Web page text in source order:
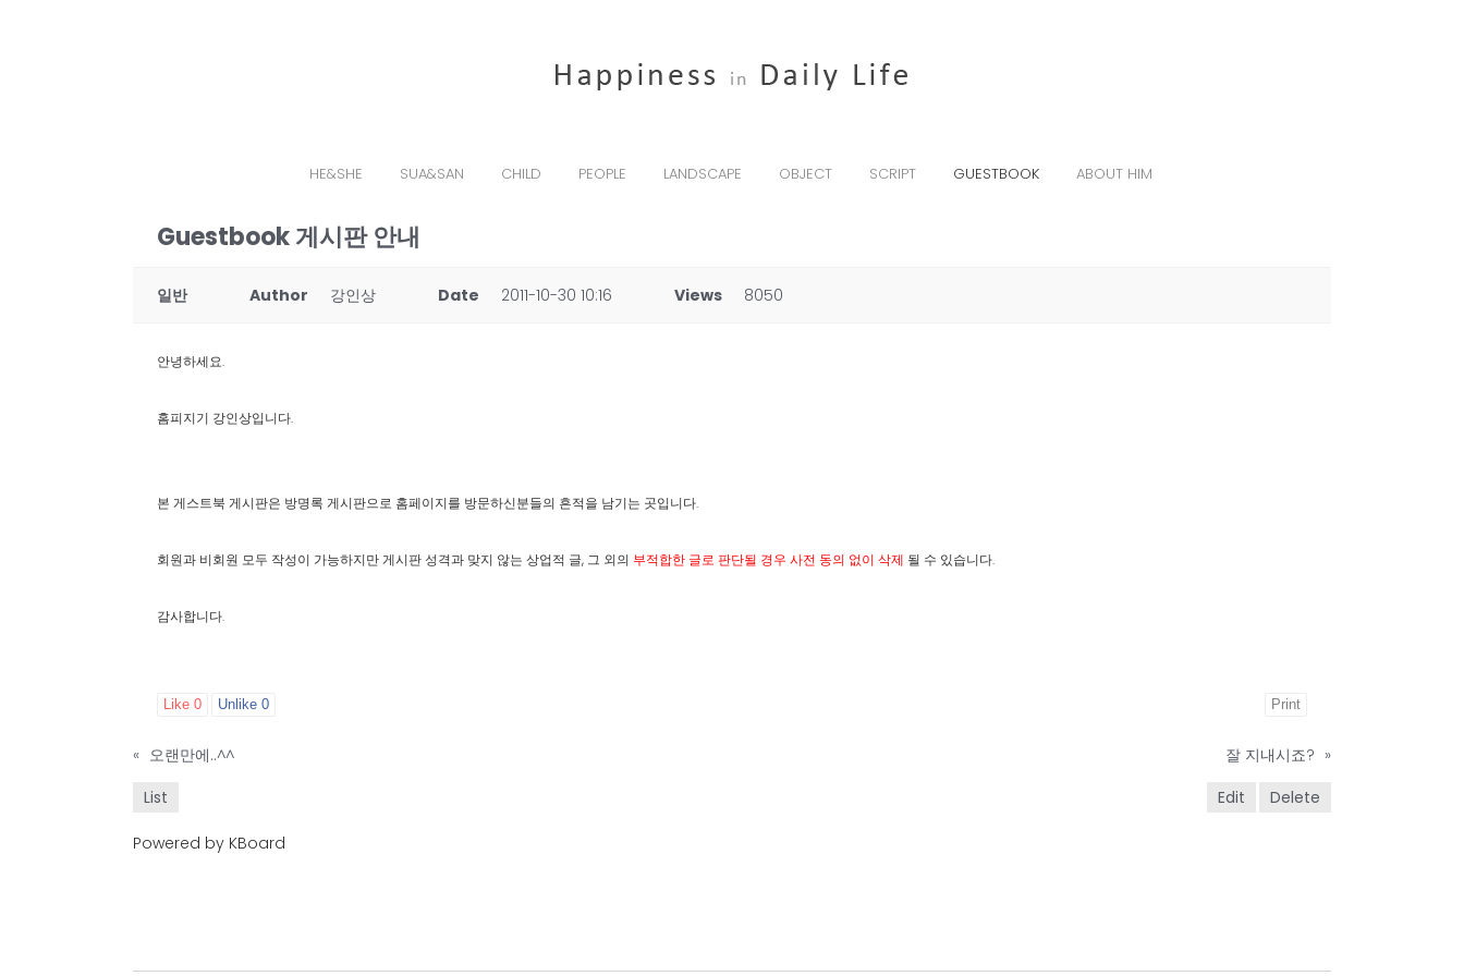
HE&SHE SUA&SAN CHILD PEOPLE LANDSCAPE OBJECT SCRIPT GUESTBOOK ABOUT HIM
Guestbook 게시판 안내
일반 Author 강인상 Date 2011-10-30 10:16 Views 8050
안녕하세요.
홈피지기 강인상입니다.
본 게스트북 게시판은 방명록 게시판으로 홈페이지를 방문하신분들의 흔적을 남기는 곳입니다.
회원과 비회원 모두 작성이 가능하지만 게시판 성격과 맞지 않는 상업적 글, 그 외의 부적합한 글로 판단될 경우 사전 동의 없이 삭제 될 수 있습니다.
감사합니다.
Like 0 Unlike 0 Print
« 오랜만에..^^ 잘 지내시죠? »
List
Edit Delete
Powered by KBoard